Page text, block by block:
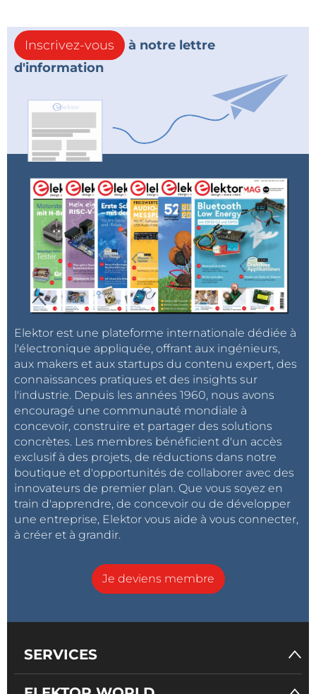
Inscrivez-vous
à notre lettre
d'information
Elektor est une plateforme internationale dédiée à
l'électronique appliquée, offrant aux ingénieurs,
aux makers et aux startups du contenu expert, des
connaissances pratiques et des insights sur
l'industrie. Depuis les années 1960, nous avons
encouragé une communauté mondiale à
concevoir, construire et partager des solutions
concrètes. Les membres bénéficient d'un accès
exclusif à des projets, de réductions dans notre
boutique et d'opportunités de collaborer avec des
innovateurs de premier plan. Que vous soyez en
train d'apprendre, de concevoir ou de développer
une entreprise, Elektor vous aide à vous connecter,
à créer et à grandir.
Je deviens membre
SERVICES